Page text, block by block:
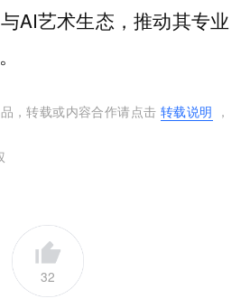
AI艺术生态，推动其专业
，转载或内容合作请点击 转载说明 ，
32